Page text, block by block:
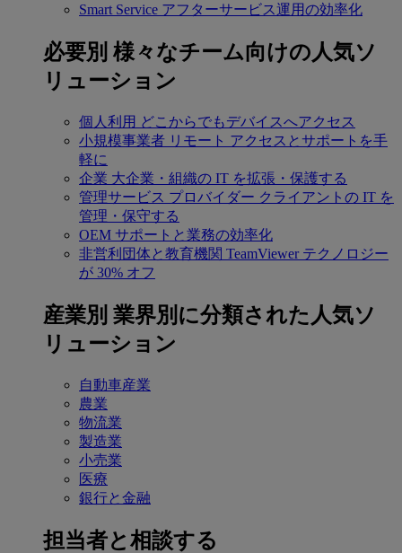
Smart Service アフターサービス運用の効率化
必要別 様々なチーム向けの人気ソ
リューション
個人利用 どこからでもデバイスへアクセス
小規模事業者 リモート アクセスとサポートを手
軽に
企業 大企業・組織の IT を拡張・保護する
管理サービス プロバイダー クライアントの IT を
管理・保守する
OEM サポートと業務の効率化
非営利団体と教育機関 TeamViewer テクノロジー
が 30% オフ
産業別 業界別に分類された人気ソ
リューション
自動車産業
農業
物流業
製造業
小売業
医療
銀行と金融
担当者と相談する